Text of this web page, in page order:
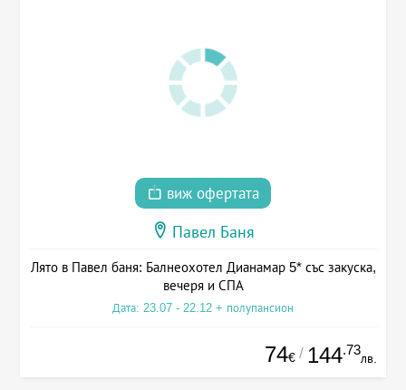
виж офертата
Павел Баня
Лято в Павел баня: Балнеохотел Дианамар 5* със закуска,
вечеря и СПА
Дата: 23.07 - 22.12 + полупансион
74€ / 144.73
лв.